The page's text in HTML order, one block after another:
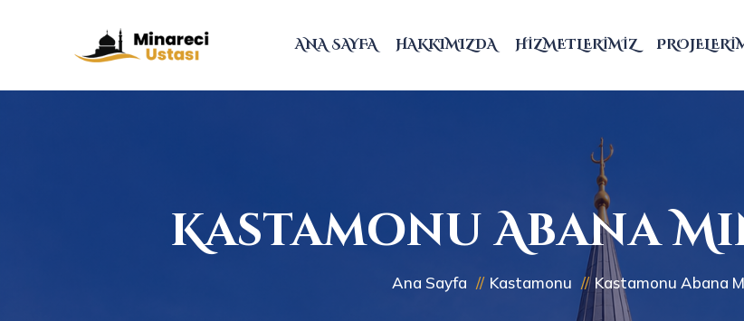
ANA SAYFA HAKKIMIZDA HIZMETLERIMIZ
Kastamonu Abana
Ana Sayfa Kastamonu Kastamonu Abana